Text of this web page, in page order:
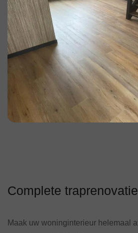
Complete
Maak uw woninginterieur helemaal